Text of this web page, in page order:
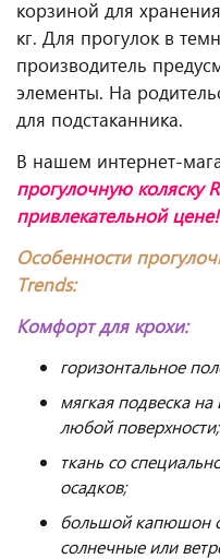
корзиной для
кг. Для прогулок в
производитель
элементы. На
для подстаканника.
В нашем интернет-
прогулочную коляску
привлекательной цене!
Особенности
Trends:
Комфорт для крохи:
горизонтальное
мягкая подвеска
любой поверхности;
ткань со
осадков;
большой капюшон
солнечные или